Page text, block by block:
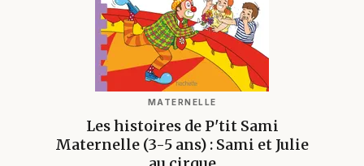
MATERNELLE
Les histoires de P'tit Sami
Maternelle (3-5 ans) : Sami et Julie